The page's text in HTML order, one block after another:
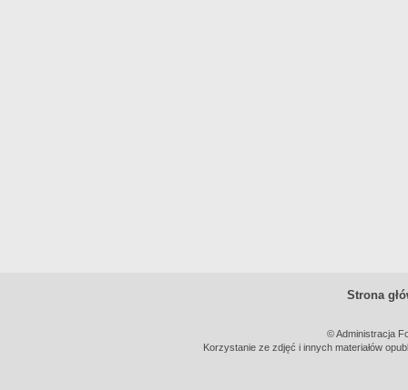
Strona
© Administracja
Korzystanie ze zdjęć i innych materiałów